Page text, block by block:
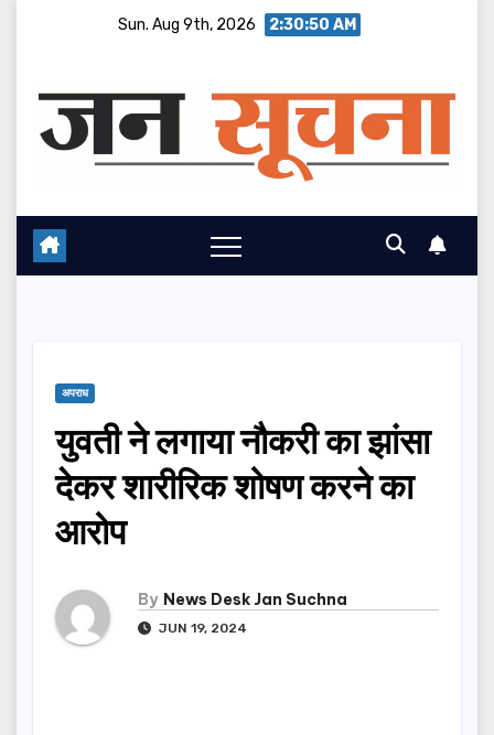
Sun. Aug 9th, 2026 2:30:51 AM
अपराध
युवती ने लगाया नौकरी का झांसा
देकर शारीरिक शोषण करने का
आरोप
By News Desk Jan Suchna
JUN 19, 2024